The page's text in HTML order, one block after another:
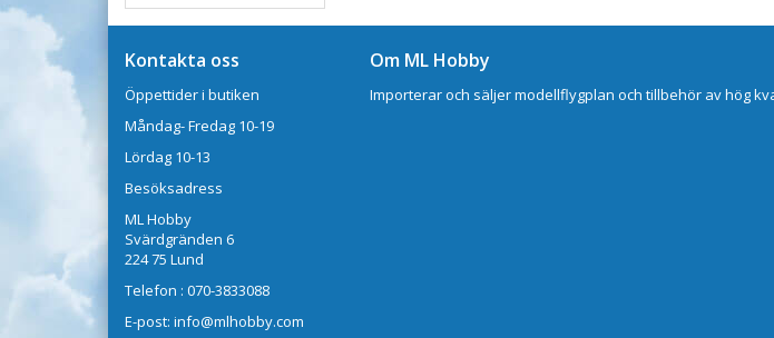
Kontakta oss
Öppettider i butiken
Måndag- Fredag 10-19
Lördag 10-13
Besöksadress
ML Hobby
Svärdgränden 6
224 75 Lund
Telefon : 070-3833088
E-post: info@mlhobby.com
Om ML Hobby
Importerar och säljer modellflygplan och tillbehör av hög